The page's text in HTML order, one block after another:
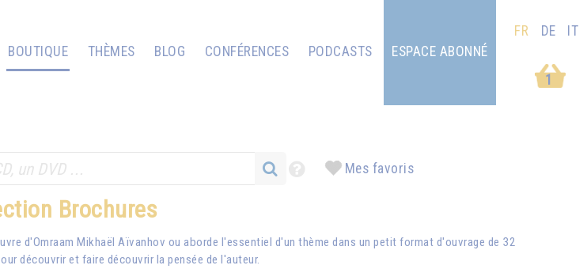
BOUTIQUE THÈMES BLOG CONFÉRENCES
PODCASTS
1
ESPACE ABONNÉ
FR DE IT
Mes favoris
Brochures
d'Omraam Mikhaël Aïvanhov ou aborde l'essentiel d'un thème dans un petit format d'ouvrage de 32
découvrir et faire découvrir la pensée de l'auteur.